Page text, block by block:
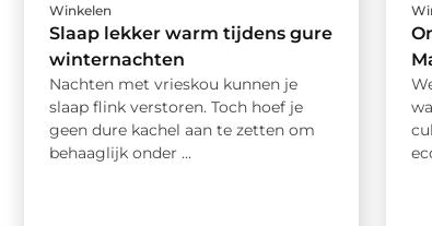
Winkelen
Slaap lekker warm tijdens gure
winternachten
Nachten met vrieskou kunnen je
slaap flink verstoren. Toch hoef je
geen dure kachel aan te zetten om
behaaglijk onder ...